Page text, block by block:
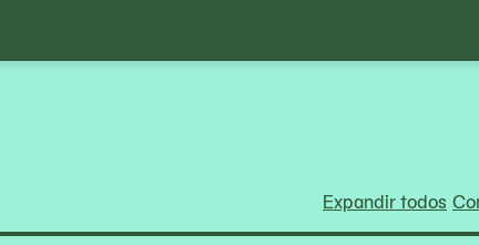
Expandir todos